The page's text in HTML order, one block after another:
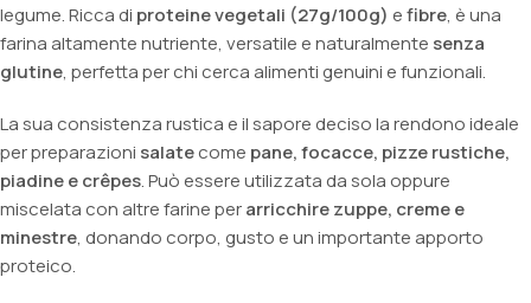
legume. Ricca di proteine vegetali (27g/100g) efibre, è una
farina altamente nutriente, versatile e naturalmente senza
glutine, perfetta per chi cerca alimenti genuini e funzionali.
La sua consistenza rustica e il sapore deciso la rendono ideale
per preparazioni salatecome pane, focacce, pizze rustiche,
piadine e crêpes. Può essere utilizzata da sola oppure
miscelata con altre farine perarricchire zuppe, creme e
minestre, donando corpo, gusto e un importante apporto
proteico.